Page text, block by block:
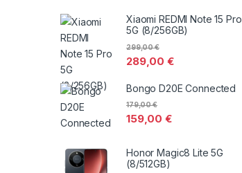
Xiaomi REDMI Note 15 Pro
5G (8/256GB)
289,00€
299,00€
Bongo D20E Connected
159,00€
179,00€
Honor Magic8 Lite 5G
(8/512GB)